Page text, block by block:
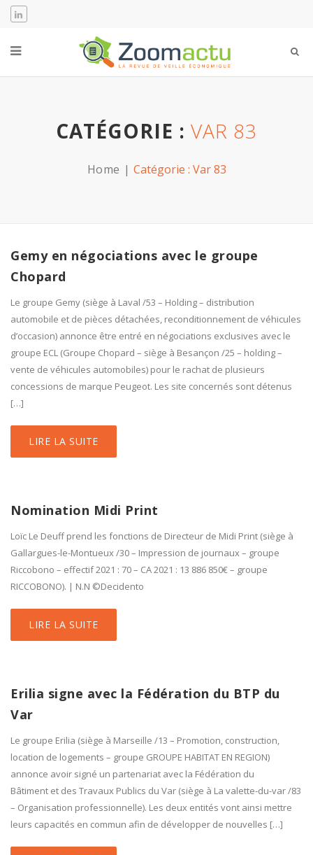
CATÉGORIE : VAR 83
Home Catégorie : Var 83
Gemy en négociations avec le groupe
Chopard
Le groupe Gemy (siège à Laval /53 – Holding – distribution
automobile et de pièces détachées, reconditionnement de véhicules
d’occasion) annonce être entré en négociations exclusives avec le
groupe ECL (Groupe Chopard – siège à Besançon /25 – holding –
vente de véhicules automobiles) pour le rachat de plusieurs
concessions de marque Peugeot. Les site concernés sont détenus
[…]
LIRE LA SUITE
Nomination Midi Print
Loïc Le Deuff prend les fonctions de Directeur de Midi Print (siège à
Gallargues-le-Montueux /30 – Impression de journaux – groupe
Riccobono – effectif 2021 : 70 – CA 2021 : 13 886 850€ – groupe
RICCOBONO). | N.N ©Decidento
LIRE LA SUITE
Erilia signe avec la Fédération du BTP du
Var
Le groupe Erilia (siège à Marseille /13 – Promotion, construction,
location de logements – groupe GROUPE HABITAT EN REGION)
annonce avoir signé un partenariat avec la Fédération du
Bâtiment et des Travaux Publics du Var (siège à La valette-du-var /83
– Organisation professionnelle). Les deux entités vont ainsi mettre
leurs capacités en commun afin de développer de nouvelles […]